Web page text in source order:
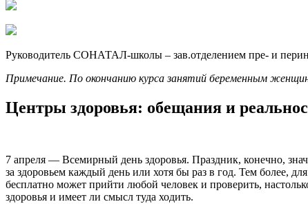
Руководитель СОНАТАЛ-школы – зав.отделением пре- и
Примечание. По окончанию курса занятий беременным
Центры здоровья: обещания и
7 апреля — Всемирный день здоровья. Праздник, конечно,
за здоровьем каждый день или хотя бы раз в год. Тем более,
бесплатно может прийти любой человек и проверить,
здоровья и имеет ли смысл туда ходить.